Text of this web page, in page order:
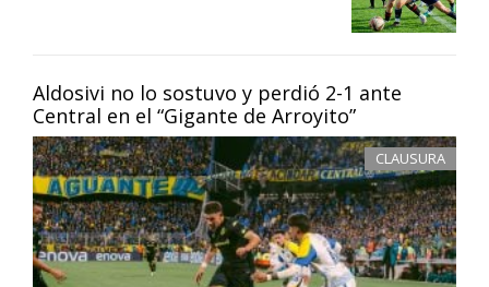
Aldosivi no lo sostuvo y perdió 2-1 ante
Central en el “Gigante de Arroyito”
CLAUSURA